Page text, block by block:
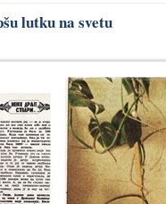
lutku na svetu